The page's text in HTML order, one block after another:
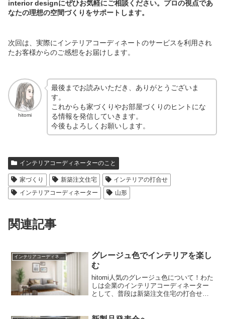
interior designにぜひお気軽にご相談ください。プロの視点であ
なたの理想の空間づくりをサポートします。
次回は、実際にインテリアコーディネートのサービスを利用され
たお客様からのご感想をお届けします。
hitomi
最後までお読みいただき、ありがとうございま
す。
これからも家づくりやお部屋づくりのヒントにな
る情報を発信していきます。
今後もよろしくお願いします。
インテリアコーディネーターのこと
家づくり 新築注文住宅
インテリアの打合せ
インテリアコーディネーター
山形
関連記事
インテリアコーディネーターのこと
グレージュ色でインテリアを楽し
む
hitomi人気のグレージュ色について！わた
しは企業のインテリアコーディネーター
として、普段は新築注文住宅の打合せを